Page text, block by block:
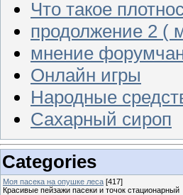
Что такое
продолжение 2 (
мнение
Онлайн игры
Народные
Сахарный сироп
Categories
Моя пасека на опушке леса [417]
Красивые пейзажи пасеки и точок стационарный